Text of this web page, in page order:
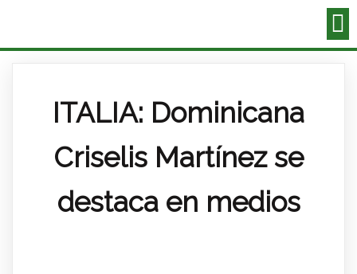
ITALIA: Dominicana
Criselis Martínez se
destaca en medios